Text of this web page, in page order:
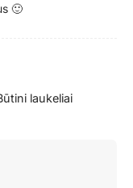
🙂
laukeliai